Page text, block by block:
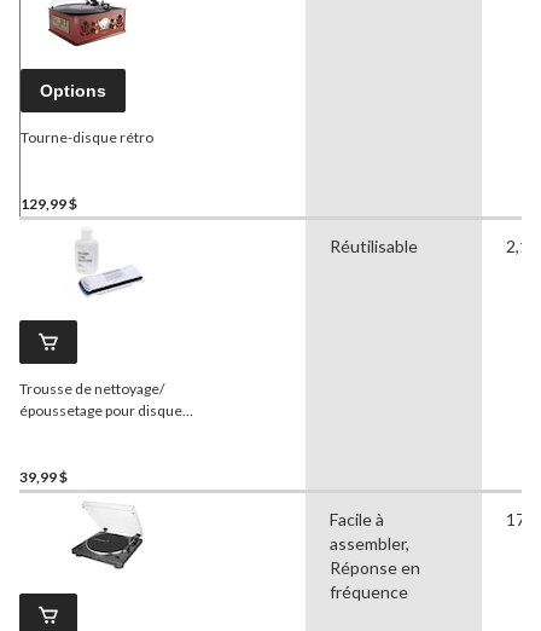
Options
Tourne-disque rétro
129,99 $
Trousse de nettoyage/
époussetage pour disques
39,99 $
Réutilisable
Facile à
assembler,
Réponse en
fréquence